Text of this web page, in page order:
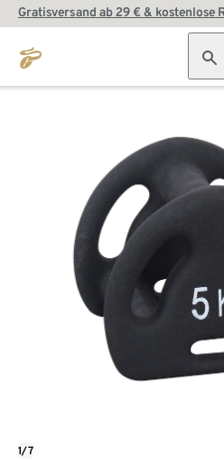
Gratisversand ab 29 € & kostenlose
1/7